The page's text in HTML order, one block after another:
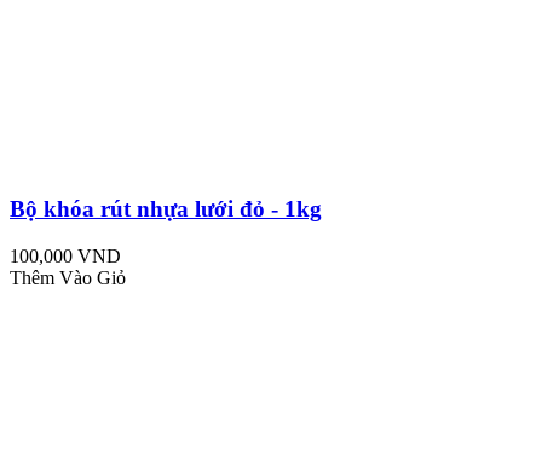
Bộ khóa rút nhựa lưới đỏ - 1kg
100,000 VND
Thêm Vào Giỏ